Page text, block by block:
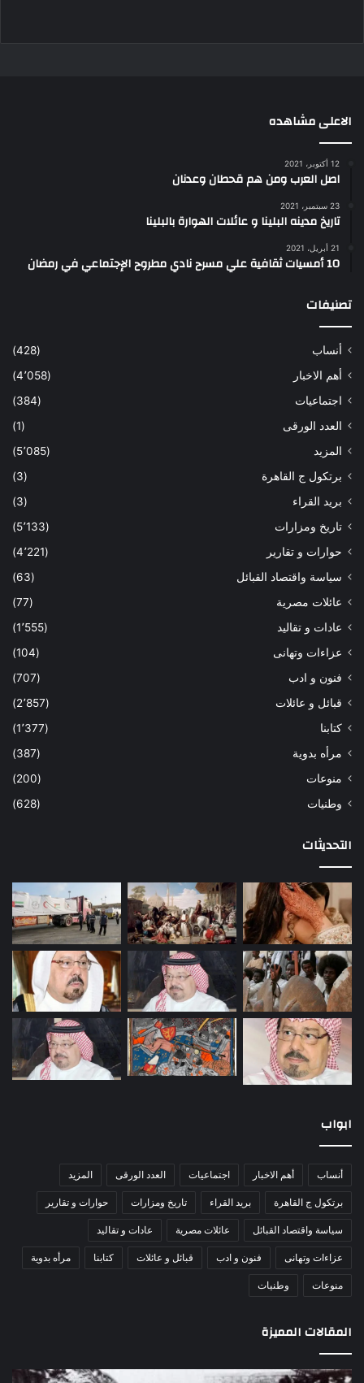
الاعلى مشاهده
12 أكتوبر، 2021
اصل العرب ومن هم قحطان وعدنان
23 سبتمبر، 2021
تاريخ مدينه البلينا و عائلات الهوارة بالبلينا
21 أبريل، 2021
10 أمسيات ثقافية علي مسرح نادي مطروح الإجتماعي في رمضان
تصنيفات
أنساب
(428)
أهم الاخبار
(4٬058)
اجتماعيات
(384)
العدد الورقى
(1)
المزيد
(5٬085)
برتكول ج القاهرة
(3)
بريد القراء
(3)
تاريخ ومزارات
(5٬133)
حوارات و تقارير
(4٬221)
سياسة واقتصاد القبائل
(63)
عائلات مصرية
(77)
عادات و تقاليد
(1٬555)
عزاءات وتهانى
(104)
فنون و ادب
(707)
قبائل و عائلات
(2٬857)
كتابنا
(1٬377)
مرأه بدوية
(387)
منوعات
(200)
وطنيات
(628)
التحديثات
ابواب
أنساب أهم الاخبار اجتماعيات العدد الورقى المزيد
برتكول ج القاهرة بريد القراء تاريخ ومزارات حوارات و تقارير
سياسة واقتصاد القبائل عائلات مصرية عادات و تقاليد
عزاءات وتهانى فنون و ادب قبائل و عائلات كتابنا مرأه بدوية
منوعات وطنيات
المقالات المميزة
مذبحة